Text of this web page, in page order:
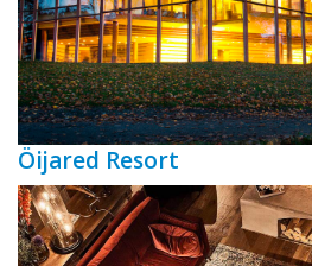
Öijared Resort